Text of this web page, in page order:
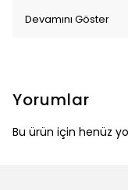
Devamını Göster
Yorumlar
Bu ürün için henüz